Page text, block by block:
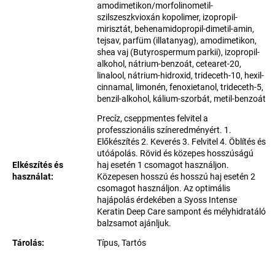
amodimetikon/morfolinometil-
szilszeszkvioxán kopolimer, izopropil-
mirisztát, behenamidopropil-dimetil-amin,
tejsav, parfüm (illatanyag), amodimetikon,
shea vaj (Butyrospermum parkii), izopropil-
alkohol, nátrium-benzoát, cetearet-20,
linalool, nátrium-hidroxid, trideceth-10, hexil-
cinnamal, limonén, fenoxietanol, trideceth-5,
benzil-alkohol, kálium-szorbát, metil-benzoát
Elkészítés és
használat:
Precíz, cseppmentes felvitel a
professzionális színeredményért. 1.
Előkészítés 2. Keverés 3. Felvitel 4. Öblítés és
utóápolás. Rövid és közepes hosszúságú
haj esetén 1 csomagot használjon.
Közepesen hosszú és hosszú haj esetén 2
csomagot használjon. Az optimális
hajápolás érdekében a Syoss Intense
Keratin Deep Care sampont és mélyhidratáló
balzsamot ajánljuk.
Tárolás: Típus, Tartós